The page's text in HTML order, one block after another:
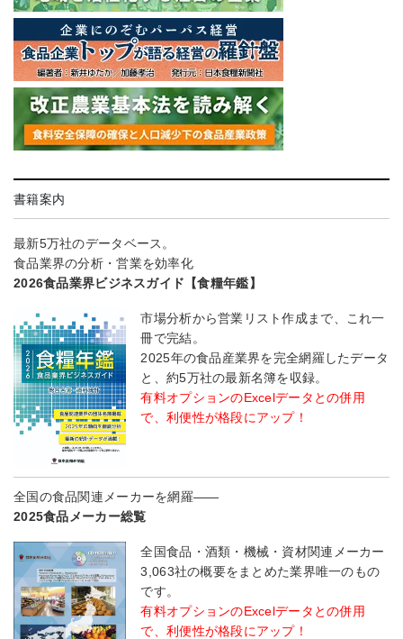
書籍案内
最新5万社のデータベース。
食品業界の分析・営業を効率化
2026食品業界ビジネスガイド【食糧年鑑】
市場分析から営業リスト作成まで、これ一
冊で完結。
2025年の食品産業界を完全網羅したデータ
と、約5万社の最新名簿を収録。
有料オプションのExcelデータとの併用
で、利便性が格段にアップ！
全国の食品関連メーカーを網羅――
2025食品メーカー総覧
全国食品・酒類・機械・資材関連メーカー
3,063社の概要をまとめた業界唯一のもの
です。
有料オプションのExcelデータとの併用
で、利便性が格段にアップ！